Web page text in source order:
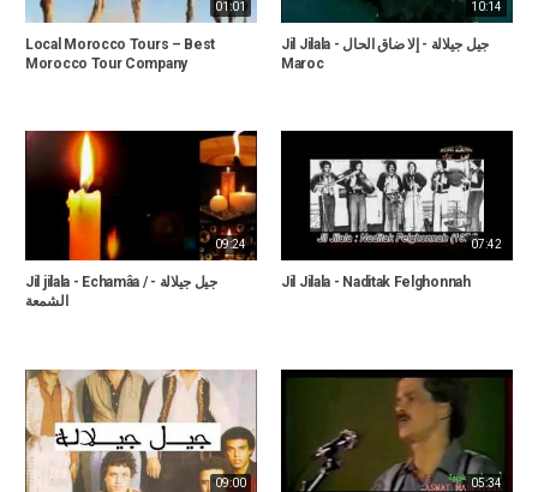
01:01
Local Morocco Tours – Best
Morocco Tour Company
10:14
Jil Jilala - جيل جيلالة - إلا ضاق الحال
Maroc
09:24
Jil jilala - Echamâa / جيل جيلالة -
الشمعة
07:42
Jil Jilala - Naditak Felghonnah
09:00 05:34